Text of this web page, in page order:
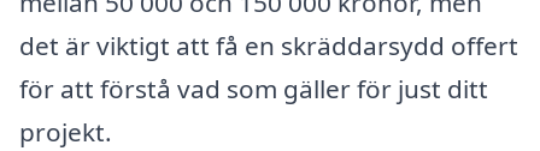
det är viktigt att få en skräddarsydd offert
för att förstå vad som gäller för just ditt
projekt.